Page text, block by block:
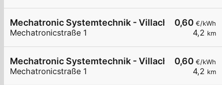
0,60 €/kWh
4,2 km
Mechatronic Systemtechnik - Villach
Mechatronicstraße 1
0,60 €/kWh
4,2 km
Mechatronic Systemtechnik - Villach
Mechatronicstraße 1